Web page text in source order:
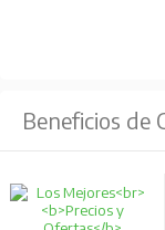
Beneficios de